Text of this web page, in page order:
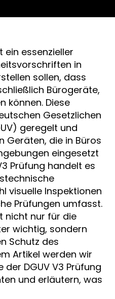
ein essenzieller
in
sollen, dass
Bürogeräte,
können. Diese
Gesetzlichen
geregelt und
Geräten, die in Büros
eingesetzt
Prüfung handelt es
visuelle Inspektionen
Prüfungen umfasst.
nicht nur für die
wichtig, sondern
Schutz des
Artikel werden wir
DGUV V3 Prüfung
und erläutern, was